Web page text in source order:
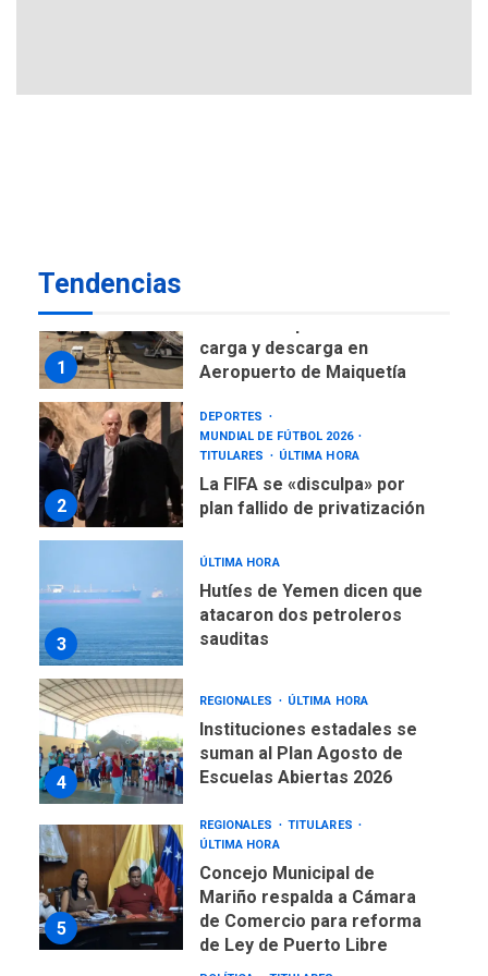
Tendencias
2
MUNDIAL DE FÚTBOL 2026
TITULARES
ÚLTIMA HORA
La FIFA se «disculpa» por
3
ÚLTIMA HORA
Hutíes de Yemen dicen que
atacaron dos petroleros
4
REGIONALES ÚLTIMA HORA
Instituciones estadales se
suman al Plan Agosto de
5
REGIONALES
TITULARES
ÚLTIMA HORA
Concejo Municipal de
de Comercio para reforma
de Ley de Puerto Libre
POLÍTICA
TITULARES
ÚLTIMA HORA
CNP plantea incluir Libertad
de Expresión en agenda de
negociación con comisión